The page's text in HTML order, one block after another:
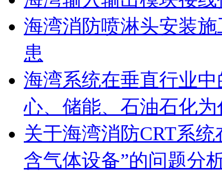
海湾消防喷淋头安装
患
海湾系统在垂直行业
心、储能、石油石化
关于海湾消防CRT系
含气体设备”的问题分